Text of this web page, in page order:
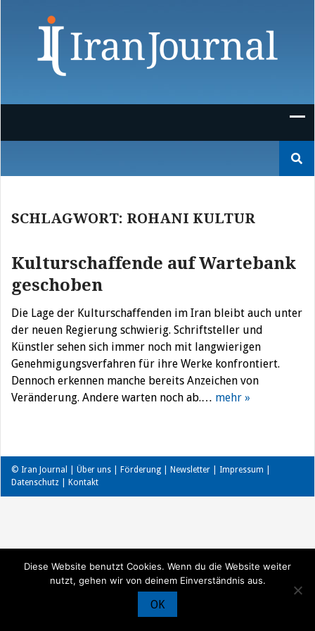
nach:
SCHLAGWORT: ROHANI KULTUR
Kulturschaffende auf Wartebank
geschoben
Die Lage der Kulturschaffenden im Iran bleibt auch unter
der neuen Regierung schwierig. Schriftsteller und
Künstler sehen sich immer noch mit langwierigen
Genehmigungsverfahren für ihre Werke konfrontiert.
Dennoch erkennen manche bereits Anzeichen von
Veränderung. Andere warten noch ab.… mehr »
© Iran Journal | Über uns Förderung Newsletter Impressum
Datenschutz
Kontakt
Diese Website benutzt Cookies. Wenn du die Website weiter
nutzt, gehen wir von deinem Einverständnis aus.
OK